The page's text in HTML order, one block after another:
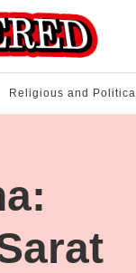
Religious and Political